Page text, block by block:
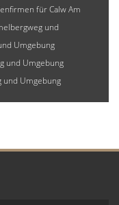
für Calw Am
und
Umgebung
und Umgebung
und Umgebung